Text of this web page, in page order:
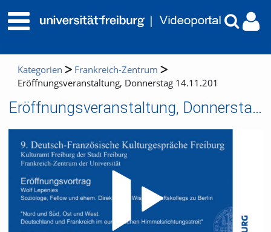
Kategorien
Frankreich-Zentrum
Eröffnungsveranstaltung, Donnerstag 14.11.201
Eröffnungsveranstaltung, Donnerstag 14.11.201